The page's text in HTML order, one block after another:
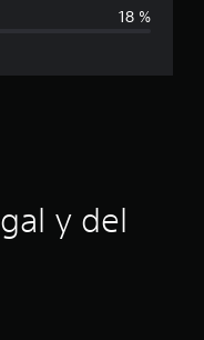
a
ó
18 %
y del